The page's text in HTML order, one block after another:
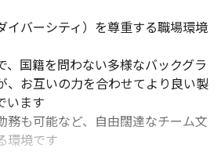
イバーシティ）を尊重する職場環境
、国籍を問わない多様なバックグラ
、お互いの力を合わせてより良い製
います
務も可能など、自由闊達なチーム文
環境です